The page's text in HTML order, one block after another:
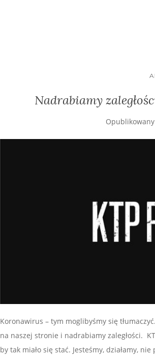
Nadrabiamy
Opublikowany
Koronawirus – tym moglibyśmy się
na naszej stronie i nadrabiamy zaległości.
by tak miało się stać. Jesteśmy, działamy,